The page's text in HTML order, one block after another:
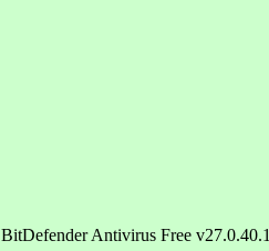
BitDefender Antivirus Free